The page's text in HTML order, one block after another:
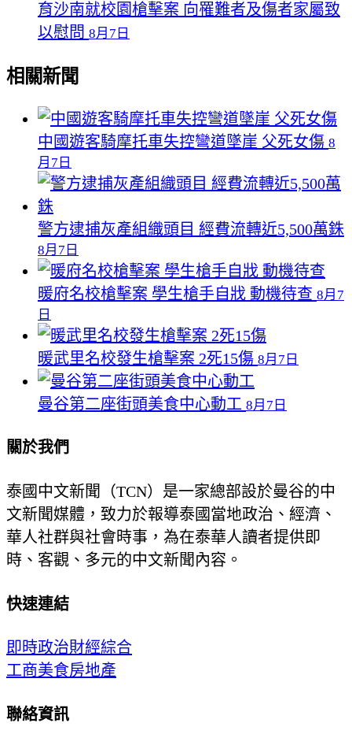
育沙南就校園槍擊案 向罹難者及傷者家屬致
以慰問 8月7日
相關新聞
中國遊客騎摩托車失控彎道墜崖 父死女傷 8
月7日
警方逮捕灰產組織頭目 經費流轉近5,500萬銖
8月7日
暖府名校槍擊案 學生槍手自戕 動機待查 8月7
日
暖武里名校發生槍擊案 2死15傷 8月7日
曼谷第二座街頭美食中心動工 8月7日
關於我們
泰國中文新聞（TCN）是一家總部設於曼谷的中
文新聞媒體，致力於報導泰國當地政治、經濟、
華人社群與社會時事，為在泰華人讀者提供即
時、客觀、多元的中文新聞內容。
快速連結
即時政治財經綜合
工商美食房地產
聯絡資訊